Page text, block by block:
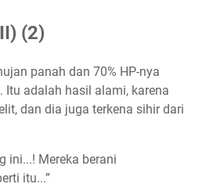
(2)
panah dan 70% HP-nya
Itu adalah hasil alami, karena
dan dia juga terkena sihir dari
ini...! Mereka berani
itu...”